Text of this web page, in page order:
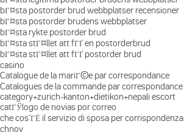
bГ¤sta postorder brud webbplatser recensioner
bГ¤sta postorder brudens webbplatser
bГ¤sta rykte postorder brud
bГ¤sta stГ¤llet att fГҐ en postorderbrud
bГ¤sta stГ¤llet att fГҐ postorder brud
casino
Catalogue de la mariГ©e par correspondance
Catalogues de la commande par correspondance
category+zurich-kanton+dietikon+nepali escort
catГЎlogo de novias por correo
che cos'ГЁ il servizio di sposa per corrispondenza
chnov